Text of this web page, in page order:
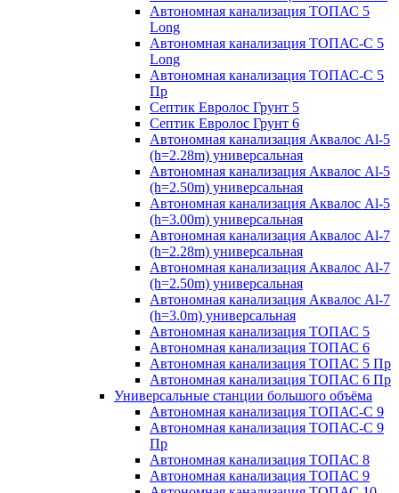
Автономная канализация ТОПАС 5
Long
Автономная канализация ТОПАС-С 5
Long
Автономная канализация ТОПАС-С 5
Пр
Септик Евролос Грунт 5
Септик Евролос Грунт 6
Автономная канализация Аквалос Al-5
(h=2.28m) универсальная
Автономная канализация Аквалос Al-5
(h=2.50m) универсальная
Автономная канализация Аквалос Al-5
(h=3.00m) универсальная
Автономная канализация Аквалос Al-7
(h=2.28m) универсальная
Автономная канализация Аквалос Al-7
(h=2.50m) универсальная
Автономная канализация Аквалос Al-7
(h=3.0m) универсальная
Автономная канализация ТОПАС 5
Автономная канализация ТОПАС 6
Автономная канализация ТОПАС 5 Пр
Автономная канализация ТОПАС 6 Пр
Универсальные станции большого объёма
Автономная канализация ТОПАС-С 9
Автономная канализация ТОПАС-С 9
Пр
Автономная канализация ТОПАС 8
Автономная канализация ТОПАС 9